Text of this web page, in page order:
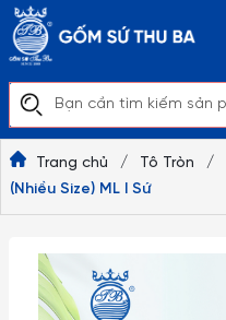
Trang chủ / Tô Tròn /
(Nhiều Size) ML I Sứ